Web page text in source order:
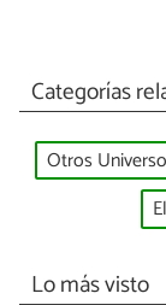
Categorías
Otros Universo
Lo más visto